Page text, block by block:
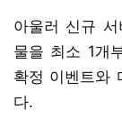
아울러 신규
물을 최소 1개
확정 이벤트와
다.